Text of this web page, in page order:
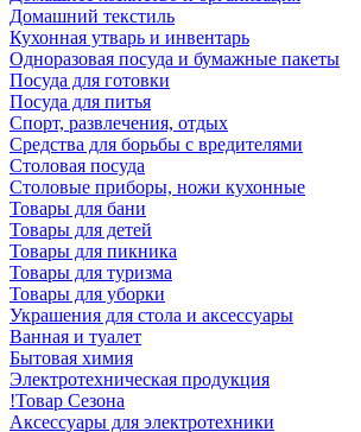
Домашний текстиль
Кухонная утварь и инвентарь
Одноразовая посуда и бумажные пакеты
Посуда для готовки
Посуда для питья
Спорт, развлечения, отдых
Средства для борьбы с вредителями
Столовая посуда
Столовые приборы, ножи кухонные
Товары для бани
Товары для детей
Товары для пикника
Товары для туризма
Товары для уборки
Украшения для стола и аксессуары
Ванная и туалет
Бытовая химия
Электротехническая продукция
!Товар Сезона
Аксессуары для электротехники